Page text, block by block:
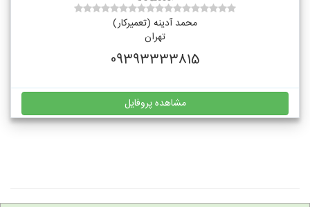
محمد آدینه (تعمیرکار)
تهران
09393333815
مشاهده پروفایل